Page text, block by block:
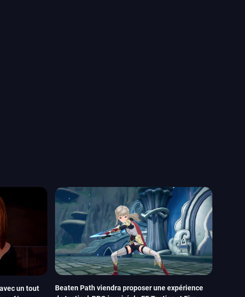
un tout
Beaten Path viendra proposer une expérience